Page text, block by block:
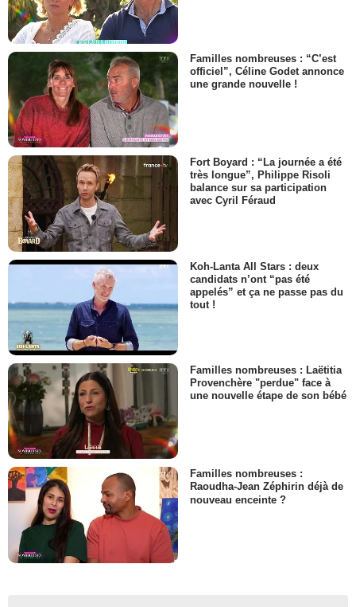
Familles nombreuses : “C’est
officiel”, Céline Godet annonce
une grande nouvelle !
Fort Boyard : “La journée a été
très longue”, Philippe Risoli
balance sur sa participation
avec Cyril Féraud
Koh-Lanta All Stars : deux
candidats n’ont “pas été
appelés” et ça ne passe pas du
tout !
Familles nombreuses : Laëtitia
Provenchère "perdue" face à
une nouvelle étape de son bébé
Familles nombreuses :
Raoudha-Jean Zéphirin déjà de
nouveau enceinte ?